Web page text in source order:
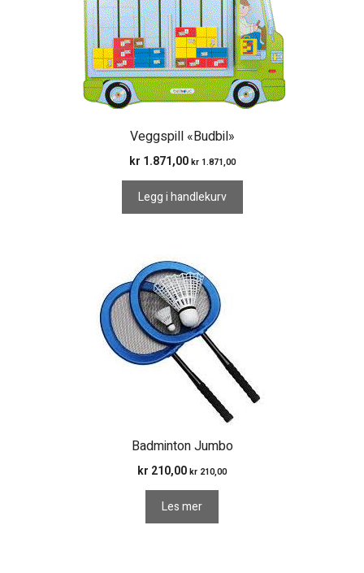
Veggspill «Budbil»
kr 1.871,00 kr1.871,00
Legg i handlekurv
Badminton Jumbo
kr 210,00 kr 210,00
Les mer